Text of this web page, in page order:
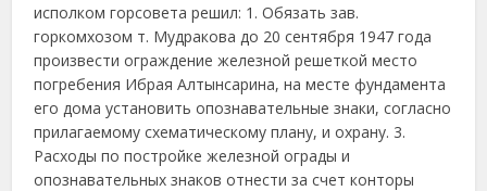
исполком горсовета решил: 1. Обязать зав.
горкомхозом т. Мудракова до 20 сентября 1947 года
произвести ограждение железной решеткой место
погребения Ибрая Алтынсарина, на месте фундамента
его дома установить опознавательные знаки, согласно
прилагаемому схематическому плану, и охрану. 3.
Расходы по постройке железной ограды и
опознавательных знаков отнести за счет конторы